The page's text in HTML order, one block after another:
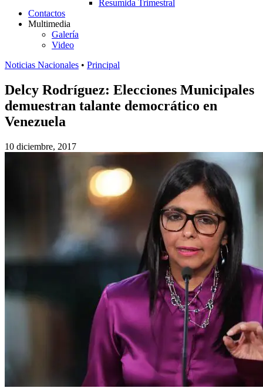
Resumida Trimestral
Contactos
Multimedia
Galería
Video
Noticias Nacionales • Principal
Delcy Rodríguez: Elecciones Municipales
demuestran talante democrático en
Venezuela
10 diciembre, 2017